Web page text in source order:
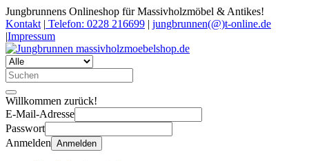
Jungbrunnens Onlineshop für Massivholzmöbel & Antikes!
Kontakt | Telefon: 0228 216699 | jungbrunnen(@)t-online.de
|Impressum
Willkommen zurück!
E-Mail-Adresse
Passwort
Anmelden Anmelden